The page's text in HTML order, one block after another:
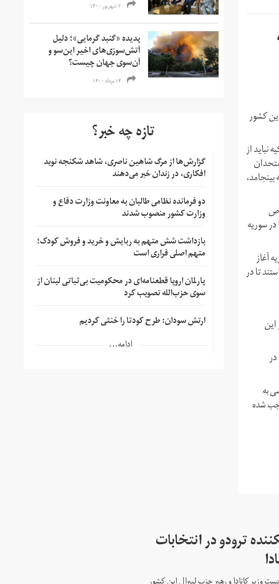
کشور
نباید از
سوریه
آغاز
تا در
به
شده
۷ شهریور ۱۴۰۰
پدیده «گنبد گرمایی»؛ دلیل
آتش‌سوزی‌های اخیر این‌سو و
آن‌سوی جهان چیست؟
۱۴ مرداد ۱۴۰۰
تازه چه خبر؟
گزارش‌ها از مرگ شاهین ناصری، شاهد شکنجه نوید
افکاری، در زندان خبر می‌دهند
دو فرمانده نظامی طالبان به معاونت وزارت دفاع و
وزارت کشور منصوب شدند
بازداشت شش متهم به ربایش و خرید و فروش کودک؛
متهم اصلی فراری است
پارلمان اروپا قطعنامه‌ای در محکومیت بی‌ثباتی لبنان از
سوی حزب‌الله تصویب کرد
ارتش سودان: طرح کودتا را خنثی کردیم
ادامه...
ترودو در انتخابات